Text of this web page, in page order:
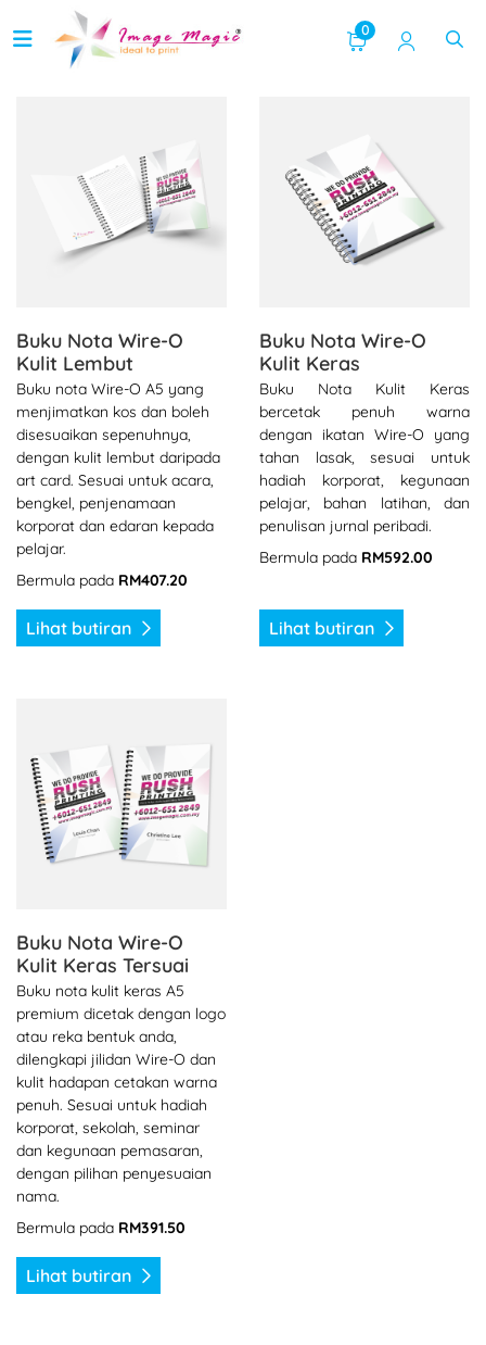
0
Buku Nota Wire-O
Kulit Lembut
Buku nota Wire-O A5 yang
menjimatkan kos dan boleh
disesuaikan sepenuhnya,
dengan kulit lembut daripada
art card. Sesuai untuk acara,
bengkel, penjenamaan
korporat dan edaran kepada
pelajar.
Bermula pada RM407.20
Lihat butiran
Buku Nota Wire-O
Kulit Keras
Buku Nota Kulit Keras
bercetak penuh warna
dengan ikatan Wire-O yang
tahan lasak, sesuai untuk
hadiah korporat, kegunaan
pelajar, bahan latihan, dan
penulisan jurnal peribadi.
Bermula pada RM592.00
Lihat butiran
Buku Nota Wire-O
Kulit Keras Tersuai
Buku nota kulit keras A5
premium dicetak dengan logo
atau reka bentuk anda,
dilengkapi jilidan Wire-O dan
kulit hadapan cetakan warna
penuh. Sesuai untuk hadiah
korporat, sekolah, seminar
dan kegunaan pemasaran,
dengan pilihan penyesuaian
nama.
Bermula pada RM391.50
Lihat butiran